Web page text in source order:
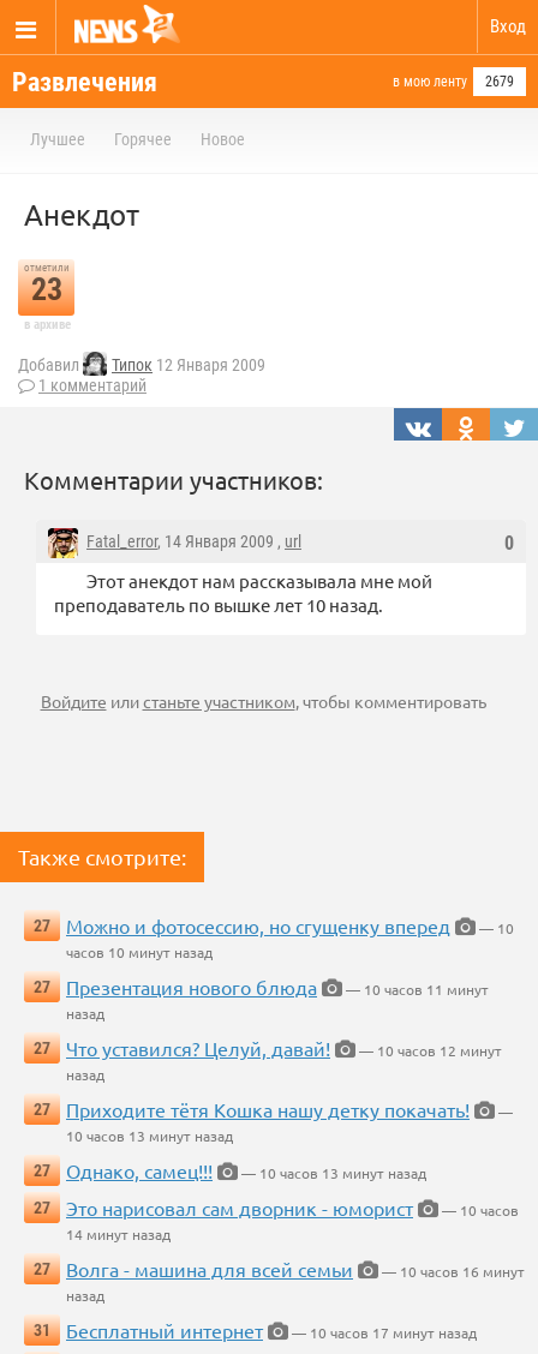
Вход
Развлечения в мою ленту 2679
Лучшее Горячее Новое
Анекдот
отметили
23
в архиве
Добавил Типок 12 Января 2009
1 комментарий
Комментарии участников:
0
Fatal_error, 14 Января 2009 , url
Этот анекдот нам рассказывала мне мой
преподаватель по вышке лет 10 назад.
Войдите илистаньте участником, чтобы комментировать
Также смотрите:
27 Можно и фотосессию, но сгущенку вперед
— 10
часов 10 минут назад
27
Презентация нового блюда
— 10 часов 11 минут
назад
27
Что уставился? Целуй, давай!
— 10 часов 12 минут
назад
27
Приходите тётя Кошка нашу детку покачать!
—
10 часов 13 минут назад
27
Однако, самец!!!
— 10 часов 13 минут назад
27
Это нарисовал сам дворник - юморист
— 10 часов
14 минут назад
27
Волга - машина для всей семьи
— 10 часов 16 минут
назад
31
Бесплатный интернет
— 10 часов 17 минут назад